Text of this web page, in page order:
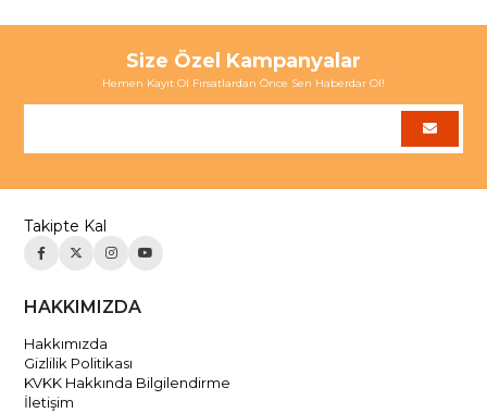
Size Özel Kampanyalar
Hemen Kayıt Ol Fırsatlardan Önce Sen Haberdar Ol!
Takipte Kal
HAKKIMIZDA
Hakkımızda
Gizlilik Politikası
KVKK Hakkında Bilgilendirme
İletişim